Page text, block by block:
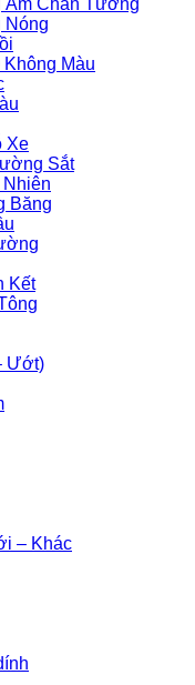
Ẩm Chân Tường
Nóng
Màu
Xe
Sắt
Băng
Kết
Ướt)
– Khác